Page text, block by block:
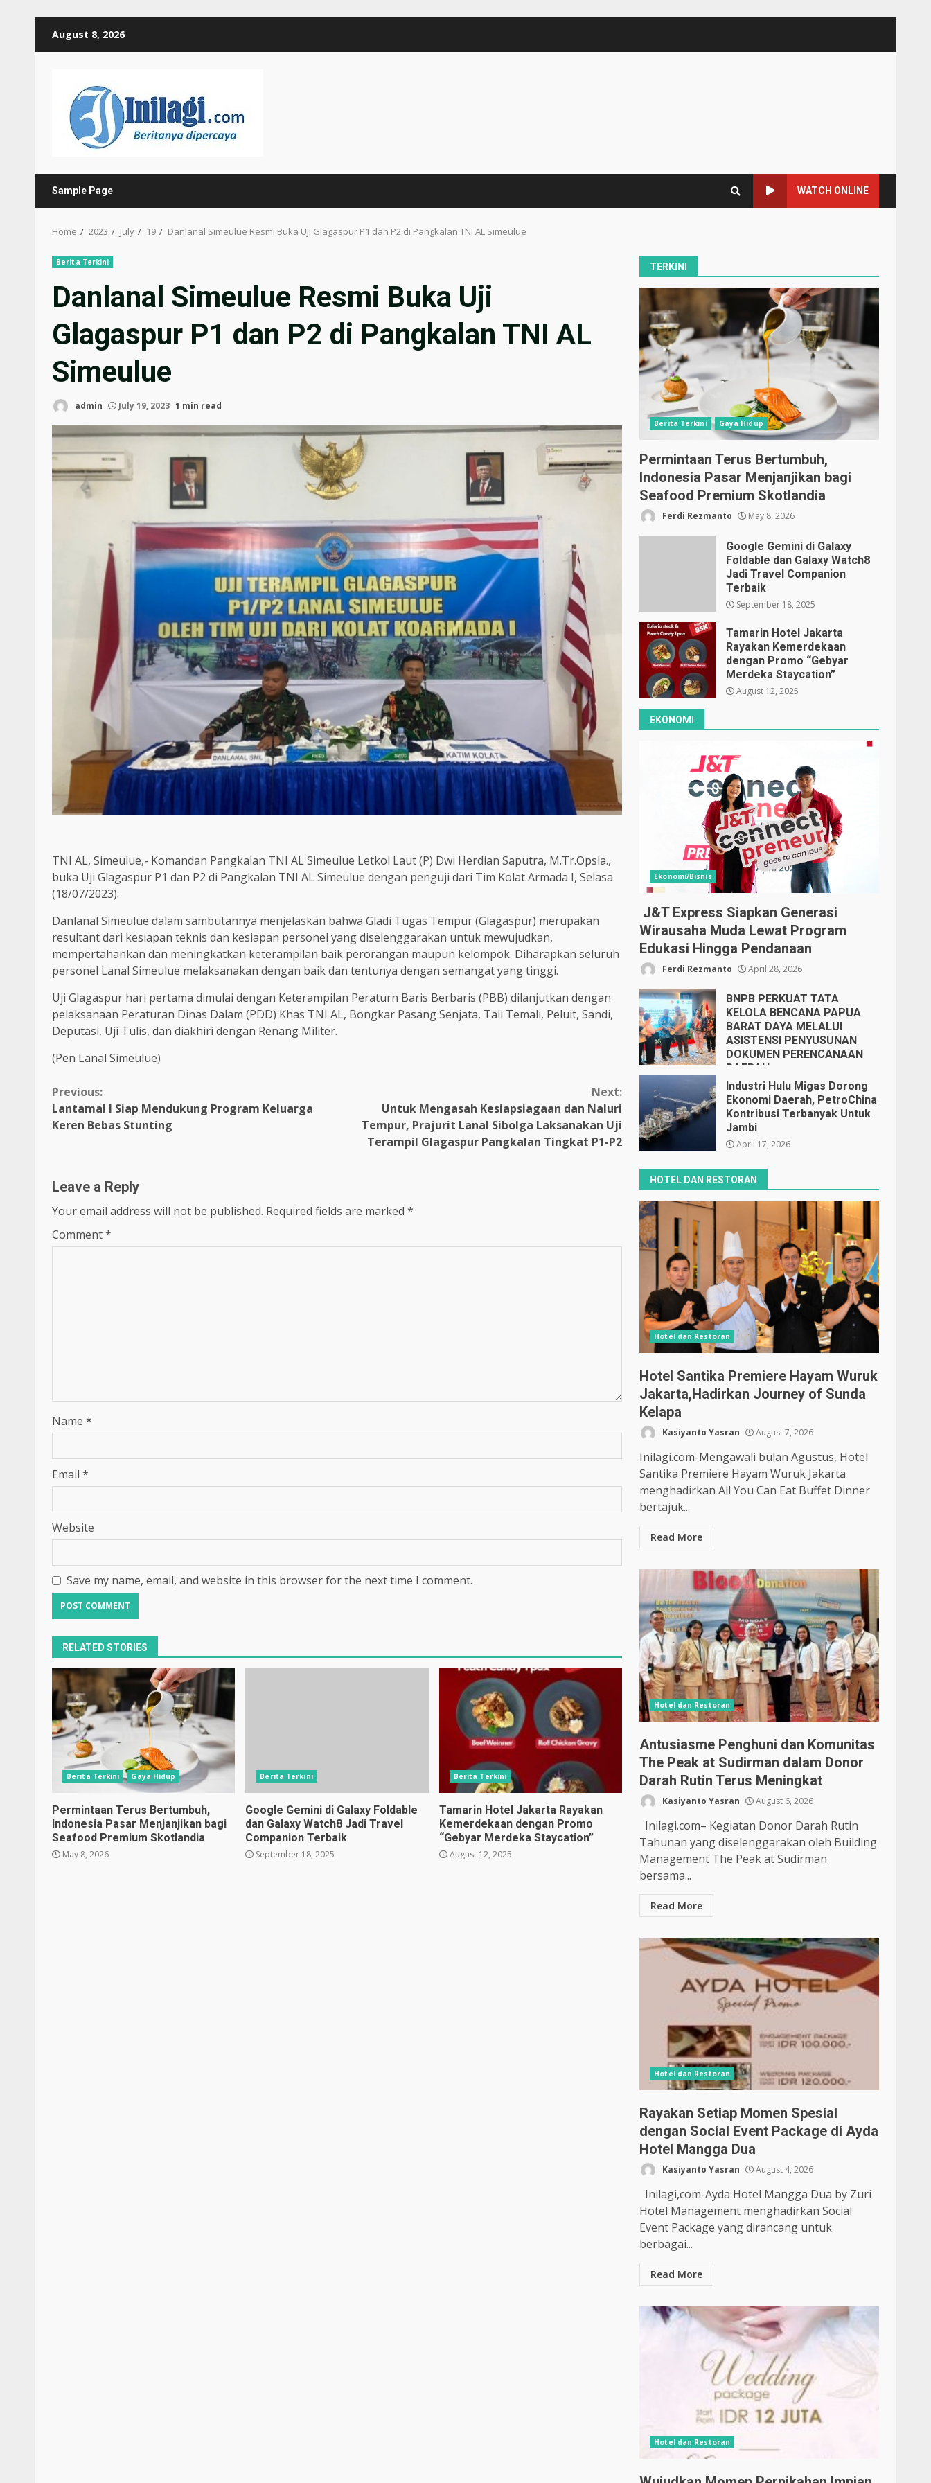
August 8, 2026
Sample Page WATCH ONLINE
Home 2023 July 19 Danlanal Simeulue Resmi Buka Uji Glagaspur P1 dan P2 di Pangkalan TNI AL Simeulue
Berita Terkini
Danlanal Simeulue Resmi Buka Uji
Glagaspur P1 dan P2 di Pangkalan TNI AL
Simeulue
admin July 19, 2023 1 min read
TNI AL, Simeulue,- Komandan Pangkalan TNI AL Simeulue Letkol Laut (P) Dwi Herdian Saputra, M.Tr.Opsla.,
buka Uji Glagaspur P1 dan P2 di Pangkalan TNI AL Simeulue dengan penguji dari Tim Kolat Armada I, Selasa
(18/07/2023).
Danlanal Simeulue dalam sambutannya menjelaskan bahwa Gladi Tugas Tempur (Glagaspur) merupakan
resultant dari kesiapan teknis dan kesiapan personel yang diselenggarakan untuk mewujudkan,
mempertahankan dan meningkatkan keterampilan baik perorangan maupun kelompok. Diharapkan seluruh
personel Lanal Simeulue melaksanakan dengan baik dan tentunya dengan semangat yang tinggi.
Uji Glagaspur hari pertama dimulai dengan Keterampilan Peraturn Baris Berbaris (PBB) dilanjutkan dengan
pelaksanaan Peraturan Dinas Dalam (PDD) Khas TNI AL, Bongkar Pasang Senjata, Tali Temali, Peluit, Sandi,
Deputasi, Uji Tulis, dan diakhiri dengan Renang Militer.
(Pen Lanal Simeulue)
Continue
Reading
Previous:
Lantamal I Siap Mendukung Program Keluarga
Keren Bebas Stunting
Next:
Untuk Mengasah Kesiapsiagaan dan Naluri
Tempur, Prajurit Lanal Sibolga Laksanakan Uji
Terampil Glagaspur Pangkalan Tingkat P1-P2
Leave a Reply
Your email address will not be published. Required fields are marked *
Comment*
Name *
Email *
Website
Save my name, email, and website in this browser for the next time I comment.
RELATED STORIES
Berita Terkini Gaya Hidup
Permintaan Terus Bertumbuh,
Indonesia Pasar Menjanjikan bagi
Seafood Premium Skotlandia
May 8, 2026
Berita Terkini
Google Gemini di Galaxy Foldable
dan Galaxy Watch8 Jadi Travel
Companion Terbaik
September 18, 2025
Berita Terkini
Tamarin Hotel Jakarta Rayakan
Kemerdekaan dengan Promo
“Gebyar Merdeka Staycation”
August 12, 2025
TERKINI
Berita Terkini Gaya Hidup
Permintaan Terus Bertumbuh,
Indonesia Pasar Menjanjikan bagi
Seafood Premium Skotlandia
Ferdi Rezmanto May 8, 2026
Google Gemini di Galaxy
Foldable dan Galaxy Watch8
Jadi Travel Companion
Terbaik
September 18, 2025
Tamarin Hotel Jakarta
Rayakan Kemerdekaan
dengan Promo “Gebyar
Merdeka Staycation”
August 12, 2025
EKONOMI
Ekonomi/Bisnis
J&T Express Siapkan Generasi
Wirausaha Muda Lewat Program
Edukasi Hingga Pendanaan
Ferdi Rezmanto April 28, 2026
BNPB PERKUAT TATA
KELOLA BENCANA PAPUA
BARAT DAYA MELALUI
ASISTENSI PENYUSUNAN
DOKUMEN PERENCANAAN
DAERAH
April 17, 2026
Industri Hulu Migas Dorong
Ekonomi Daerah, PetroChina
Kontribusi Terbanyak Untuk
Jambi
April 17, 2026
HOTEL DAN RESTORAN
Hotel dan Restoran
Hotel Santika Premiere Hayam Wuruk
Jakarta,Hadirkan Journey of Sunda
Kelapa
Kasiyanto Yasran August 7, 2026
Inilagi.com-Mengawali bulan Agustus, Hotel
Santika Premiere Hayam Wuruk Jakarta
menghadirkan All You Can Eat Buffet Dinner
bertajuk...
Read More
Hotel dan Restoran
Antusiasme Penghuni dan Komunitas
The Peak at Sudirman dalam Donor
Darah Rutin Terus Meningkat
Kasiyanto Yasran August 6, 2026
Inilagi.com– Kegiatan Donor Darah Rutin
Tahunan yang diselenggarakan oleh Building
Management The Peak at Sudirman
bersama...
Read More
Hotel dan Restoran
Rayakan Setiap Momen Spesial
dengan Social Event Package di Ayda
Hotel Mangga Dua
Kasiyanto Yasran August 4, 2026
Inilagi,com-Ayda Hotel Mangga Dua by Zuri
Hotel Management menghadirkan Social
Event Package yang dirancang untuk
berbagai...
Read More
Hotel dan Restoran